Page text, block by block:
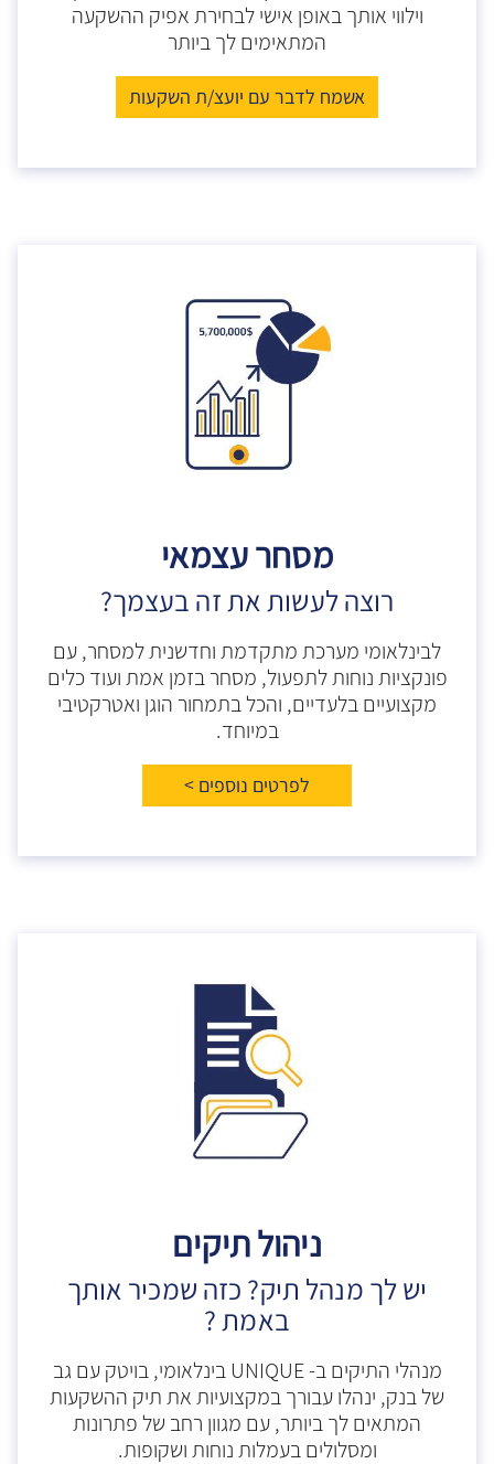
וילווי אותך באופן אישי לבחירת אפיק ההשקעה
המתאימים לך ביותר
אשמח לדבר עם יועצ/ת השקעות
מסחר עצמאי
רוצה לעשות את זה בעצמך?
לבינלאומי מערכת מתקדמת וחדשנית למסחר, עם
פונקציות נוחות לתפעול, מסחר בזמן אמת ועוד כלים
מקצועיים בלעדיים, והכל בתמחור הוגן ואטרקטיבי
במיוחד.
לפרטים נוספים >
ניהול תיקים
יש לך מנהל תיק? כזה שמכיר אותך
באמת ?
מנהלי התיקים ב- UNIQUE בינלאומי, בויטק עם גב
של בנק, ינהלו עבורך במקצועיות את תיק ההשקעות
המתאים לך ביותר, עם מגוון רחב של פתרונות
ומסלולים בעמלות נוחות ושקופות.